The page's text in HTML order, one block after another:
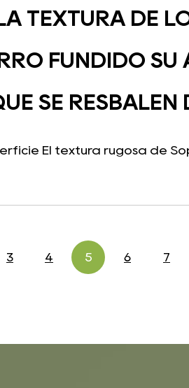
TEXTURA DE
FUNDIDO
SE
El textura rugosa de
3 4 5 6 7